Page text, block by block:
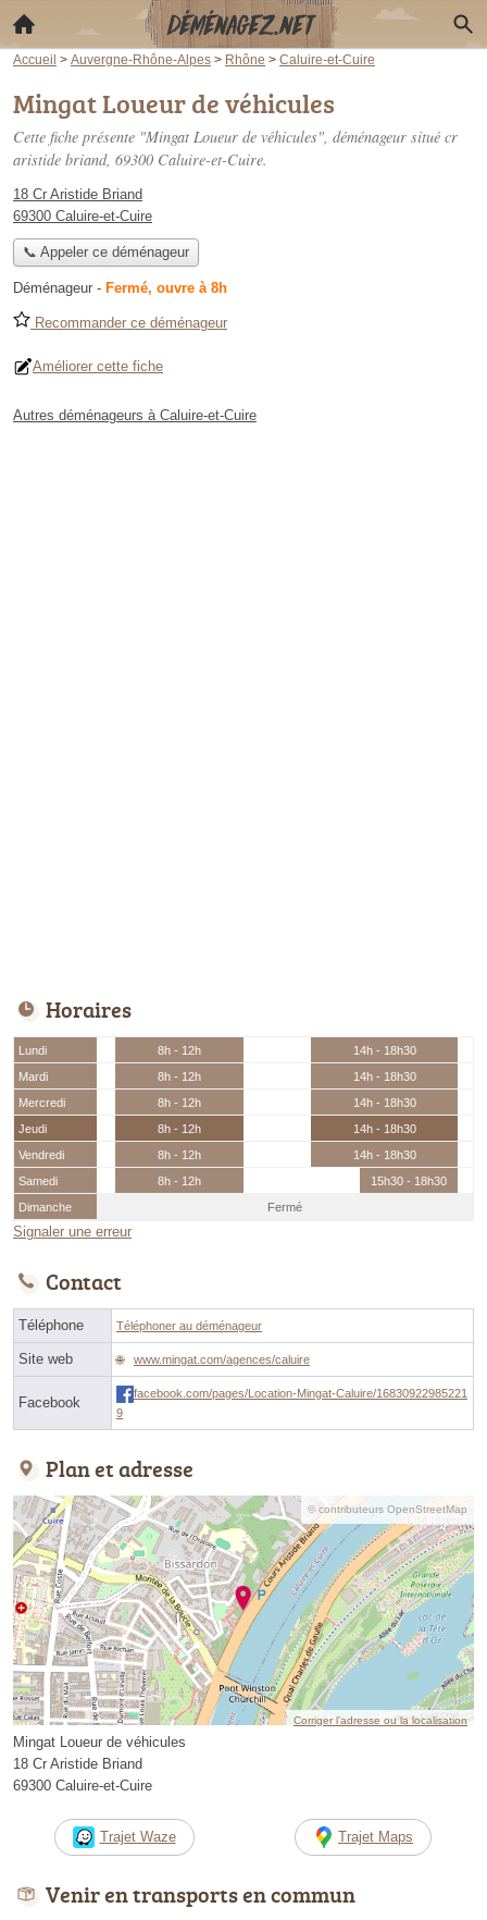
Accueil > Auvergne-Rhône-Alpes > Rhône > Caluire-et-Cuire
Mingat Loueur de véhicules
Cette fiche présente "Mingat Loueur de véhicules", déménageur situé cr
aristide briand, 69300 Caluire-et-Cuire.
18 Cr Aristide Briand
69300 Caluire-et-Cuire
📞 Appeler ce déménageur
Déménageur - Fermé, ouvre à 8h
Recommander ce déménageur
Améliorer cette fiche
Autres déménageurs à Caluire-et-Cuire
Horaires
Lundi 8h - 12h
14h - 18h30
Mardi
8h - 12h
14h - 18h30
Mercredi
8h - 12h
14h - 18h30
Jeudi
8h - 12h
14h - 18h30
Vendredi
8h - 12h
14h - 18h30
Samedi
8h - 12h
15h30 - 18h30
Dimanche
Fermé
Signaler une erreur
Contact
Téléphone Téléphoner au déménageur
Site web www.mingat.com/agences/caluire
Facebook
facebook.com/pages/Location-Mingat-Caluire/16830922985221
9
Plan et adresse
© contributeurs OpenStreetMap
Corriger l’adresse ou la localisation
Mingat Loueur de véhicules
18 Cr Aristide Briand
69300 Caluire-et-Cuire
Trajet Waze Trajet Maps
Venir en transports en commun